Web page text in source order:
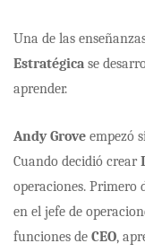
Una de las
Estratégica se
aprender.
Andy Grove empezó
Cuando decidió crear
operaciones.
en el jefe de
funciones de CEO,